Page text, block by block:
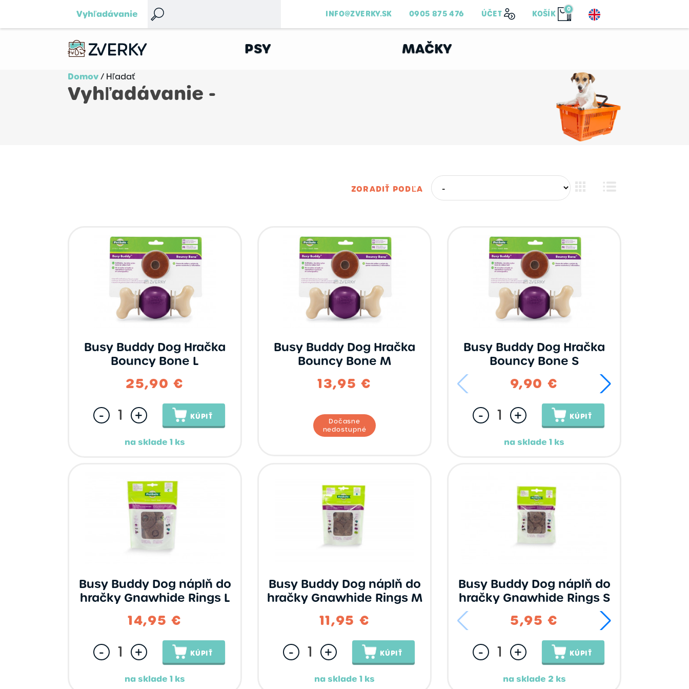
Vyhľadávanie INFO@ZVERKY.SK 0905 875 476 ÚČET KOŠÍK
0
PSY MAČKY
Domov/ Hľadať
Vyhľadávanie -
ZORADIŤ PODĽA
Busy Buddy Dog Hračka
Bouncy Bone L
25,90 €
- + KÚPIŤ
na sklade 1 ks
Busy Buddy Dog Hračka
Bouncy Bone M
13,95 €
Dočasne
nedostupné
Busy Buddy Dog Hračka
Bouncy Bone S
9,90 €
- + KÚPIŤ
na sklade 1 ks
Busy Buddy Dog náplň do
hračky Gnawhide Rings L
14,95 €
- + KÚPIŤ
na sklade 1 ks
Busy Buddy Dog náplň do
hračky Gnawhide Rings M
11,95 €
- + KÚPIŤ
na sklade 1 ks
Busy Buddy Dog náplň do
hračky Gnawhide Rings S
5,95 €
- + KÚPIŤ
na sklade 2 ks